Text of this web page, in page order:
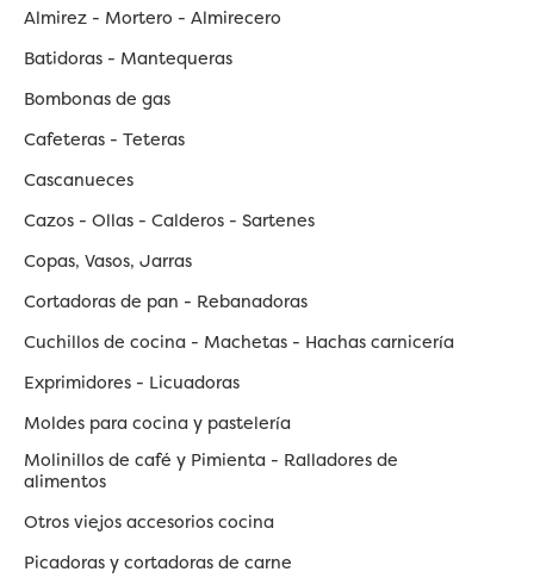
Almirez - Mortero - Almirecero
Batidoras - Mantequeras
Bombonas de gas
Cafeteras - Teteras
Cascanueces
Cazos - Ollas - Calderos - Sartenes
Copas, Vasos, Jarras
Cortadoras de pan - Rebanadoras
Cuchillos de cocina - Machetas - Hachas carnicería
Exprimidores - Licuadoras
Moldes para cocina y pastelería
Molinillos de café y Pimienta - Ralladores de
alimentos
Otros viejos accesorios cocina
Picadoras y cortadoras de carne